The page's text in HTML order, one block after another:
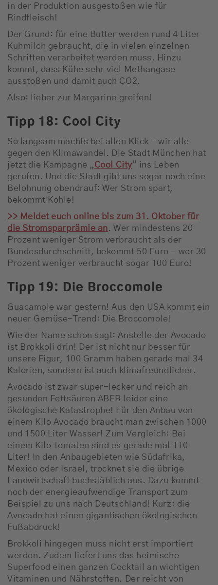
in der Produktion ausgestoßen wie für
Rindfleisch!
Der Grund: für eine Butter werden rund 4 Liter
Kuhmilch gebraucht, die in vielen einzelnen
Schritten verarbeitet werden muss. Hinzu
kommt, dass Kühe sehr viel Methangase
ausstoßen und damit auch CO2.
Also: lieber zur Margarine greifen!
Tipp 18: Cool City
So langsam machts bei allen Klick - wir alle
gegen den Klimawandel. Die Stadt München hat
jetzt die Kampagne „Cool City“ ins Leben
gerufen. Und die Stadt gibt uns sogar noch eine
Belohnung obendrauf: Wer Strom spart,
bekommt Kohle!
>> Meldet euch online bis zum 31. Oktober für
die Stromsparprämie an. Wer mindestens 20
Prozent weniger Strom verbraucht als der
Bundesdurchschnitt, bekommt 50 Euro - wer 30
Prozent weniger verbraucht sogar 100 Euro!
Tipp 19: Die Broccomole
Guacamole war gestern! Aus den USA kommt ein
neuer Gemüse-Trend: Die Broccomole!
Wie der Name schon sagt: Anstelle der Avocado
ist Brokkoli drin! Der ist nicht nur besser für
unsere Figur, 100 Gramm haben gerade mal 34
Kalorien, sondern ist auch klimafreundlicher.
Avocado ist zwar super-lecker und reich an
gesunden Fettsäuren ABER leider eine
ökologische Katastrophe! Für den Anbau von
einem Kilo Avocado braucht man zwischen 1000
und 1500 Liter Wasser! Zum Vergleich: Bei
einem Kilo Tomaten sind es gerade mal 110
Liter! In den Anbaugebieten wie Südafrika,
Mexico oder Israel, trocknet sie die übrige
Landwirtschaft buchstäblich aus. Dazu kommt
noch der energieaufwendige Transport zum
Beispiel zu uns nach Deutschland! Kurz: die
Avocado hat einen gigantischen ökologischen
Fußabdruck!
Brokkoli hingegen muss nicht erst importiert
werden. Zudem liefert uns das heimische
Superfood einen ganzen Cocktail an wichtigen
Vitaminen und Nährstoffen. Der reicht von